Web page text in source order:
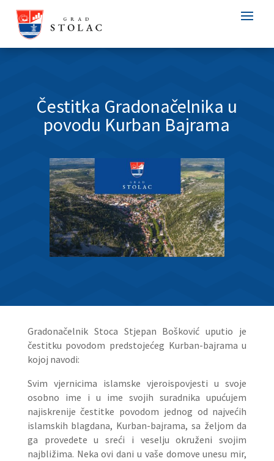
Čestitka Gradonačelnika u
povodu Kurban Bajrama
Gradonačelnik Stoca Stjepan Bošković uputio je
čestitku povodom predstojećeg Kurban-bajrama u
kojoj navodi:
Svim vjernicima islamske vjeroispovjesti u svoje
osobno ime i u ime svojih suradnika upućujem
najiskrenije čestitke povodom jednog od najvećih
islamskih blagdana, Kurban-bajrama, sa željom da
ga provedete u sreći i veselju okruženi svojim
najbližima. Neka ovi dani u vaše domove unesu mir,